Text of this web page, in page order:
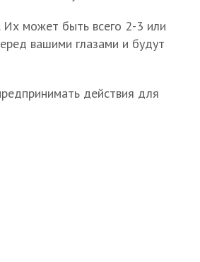
может быть всего 2-3 или
вашими глазами и будут
действия для